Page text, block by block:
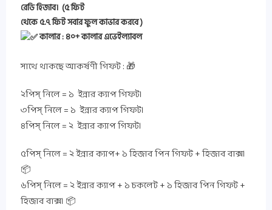
রেডি হিজাব। (৫ ফিট
থেকে ৫.৭ ফিট সবার ফুল কাভার করবে )
কালার : ৪০+ কালার এভেইল্যাবল
সাথে থাকছে আকর্ষণী গিফট : 🎁
২পিস্ নিলে = ১ ইন্নার ক্যাপ গিফট।
৩পিস্ নিলে = ১ ইন্নার ক্যাপ গিফট।
৪পিস্ নিলে = ২ ইন্নার ক্যাপ গিফট।
৫পিস্ নিলে = ২ ইন্নার ক্যাপ+ ১ হিজাব পিন গিফট + হিজাব বাক্স।
📦
৬পিস্ নিলে = ২ ইন্নার ক্যাপ + ১ চকলেট + ১ হিজাব পিন গিফট +
হিজাব বাক্স। 📦